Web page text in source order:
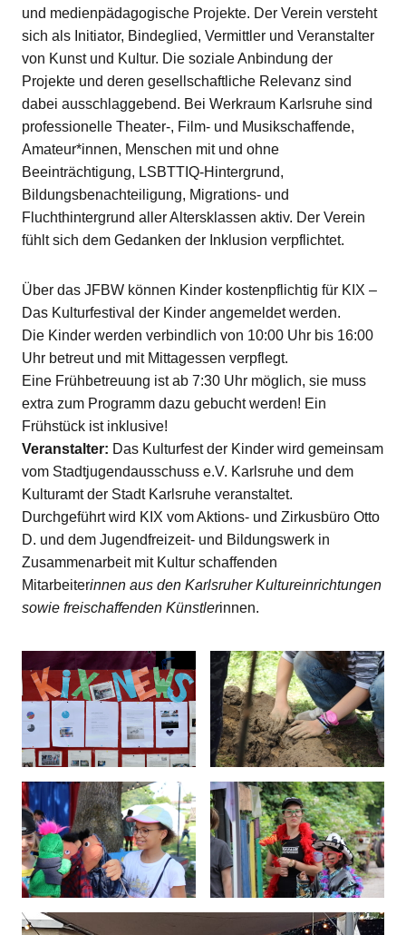
und medienpädagogische Projekte. Der Verein versteht
sich als Initiator, Bindeglied, Vermittler und Veranstalter
von Kunst und Kultur. Die soziale Anbindung der
Projekte und deren gesellschaftliche Relevanz sind
dabei ausschlaggebend. Bei Werkraum Karlsruhe sind
professionelle Theater-, Film- und Musikschaffende,
Amateur*innen, Menschen mit und ohne
Beeinträchtigung, LSBTTIQ-Hintergrund,
Bildungsbenachteiligung, Migrations- und
Fluchthintergrund aller Altersklassen aktiv. Der Verein
fühlt sich dem Gedanken der Inklusion verpflichtet.
Über das JFBW können Kinder kostenpflichtig für KIX –
Das Kulturfestival der Kinder angemeldet werden.
Die Kinder werden verbindlich von 10:00 Uhr bis 16:00
Uhr betreut und mit Mittagessen verpflegt.
Eine Frühbetreuung ist ab 7:30 Uhr möglich, sie muss
extra zum Programm dazu gebucht werden! Ein
Frühstück ist inklusive!
Veranstalter: Das Kulturfest der Kinder wird gemeinsam
vom Stadtjugendausschuss e.V. Karlsruhe und dem
Kulturamt der Stadt Karlsruhe veranstaltet.
Durchgeführt wird KIX vom Aktions- und Zirkusbüro Otto
D. und dem Jugendfreizeit- und Bildungswerk in
Zusammenarbeit mit Kultur schaffenden
Mitarbeiterinnen aus den Karlsruher Kultureinrichtungen
sowie freischaffenden Künstlerinnen.